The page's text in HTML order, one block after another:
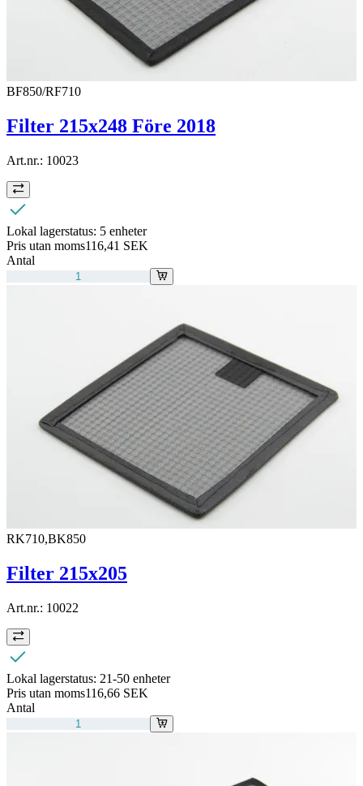
BF850/RF710
Filter 215x248 Före 2018
Art.nr.: 10023
Lokal lagerstatus: 5 enheter
Pris utan moms116,41 SEK
Antal
RK710,BK850
Filter 215x205
Art.nr.: 10022
Lokal lagerstatus: 21-50 enheter
Pris utan moms116,66 SEK
Antal